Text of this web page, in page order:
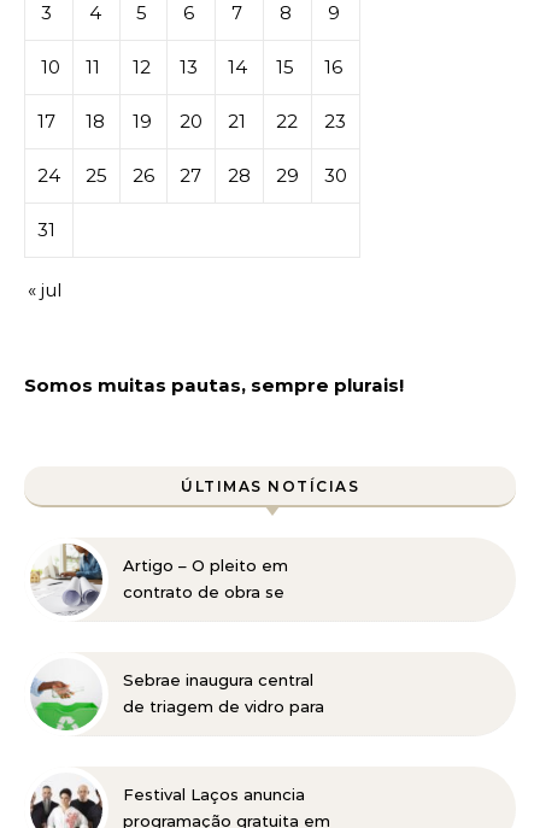
3 4 5 6 7 8 9
10 11 12 13 14 15 16
17 18 19 20 21 22 23
24 25 26 27 28 29 30
31
« jul
Somos muitas pautas, sempre plurais!
ÚLTIMAS NOTÍCIAS
Artigo – O pleito em
contrato de obra se
Sebrae inaugura central
de triagem de vidro para
Festival Laços anuncia
programação gratuita em